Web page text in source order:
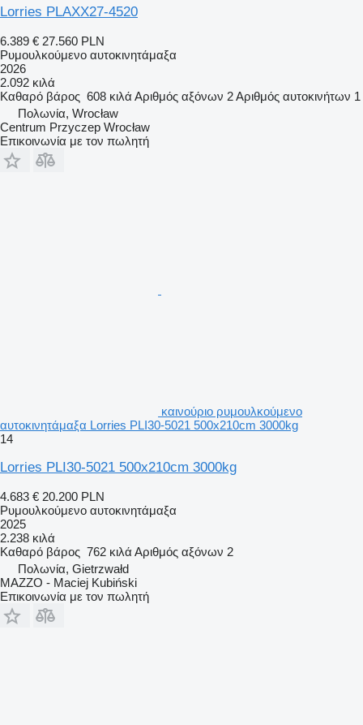
Lorries PLAXX27-4520
6.389 € 27.560 PLN
Ρυμουλκούμενο αυτοκινητάμαξα
2026
2.092 κιλά
Καθαρό βάρος 608 κιλά Αριθμός αξόνων 2Αριθμός αυτοκινήτων 1
Πολωνία, Wrocław
Centrum Przyczep Wrocław
Επικοινωνία με τον πωλητή
καινούριο ρυμουλκούμενο
αυτοκινητάμαξα Lorries PLI30-5021 500x210cm 3000kg
14
Lorries PLI30-5021 500x210cm 3000kg
4.683 € 20.200 PLN
Ρυμουλκούμενο αυτοκινητάμαξα
2025
2.238 κιλά
Καθαρό βάρος 762 κιλά Αριθμός αξόνων 2
Πολωνία, Gietrzwałd
MAZZO - Maciej Kubiński
Επικοινωνία με τον πωλητή